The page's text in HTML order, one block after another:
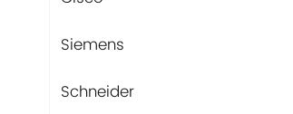
Siemens
Schneider